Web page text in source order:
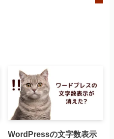
WordPressの文字数表示